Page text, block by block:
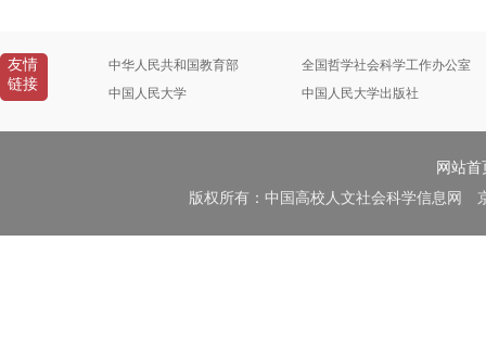
友情
链接
中华人民共和国教育部
全国哲学社会科学工作办公室
中国人民大学
中国人民大学出版社
网站首
版权所有：中国高校人文社会科学信息网